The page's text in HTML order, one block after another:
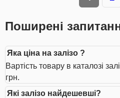
Поширені
Яка ціна на залізо ?
Вартість товару в каталозі
грн.
Які залізо найдешевші?